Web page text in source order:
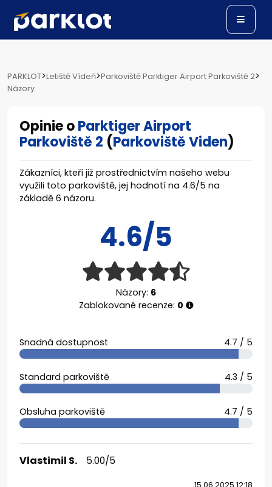
PARKLOT>Letiště Vídeň>Parkoviště Parktiger Airport Parkoviště 2>
Názory
Opinie oParktiger Airport
Parkoviště 2 (Parkoviště Viden)
Zákazníci, kteří již prostřednictvím našeho webu
využili toto parkoviště, jej hodnotí na 4.6/5 na
základě 6 názoru.
4.6/5
Názory: 6
Zablokované recenze: 0
Snadná dostupnost 4.7 / 5
Standard parkoviště 4.3 / 5
Obsluha parkoviště 4.7 / 5
Vlastimil S. 5.00/5
15.06.2025 12:18